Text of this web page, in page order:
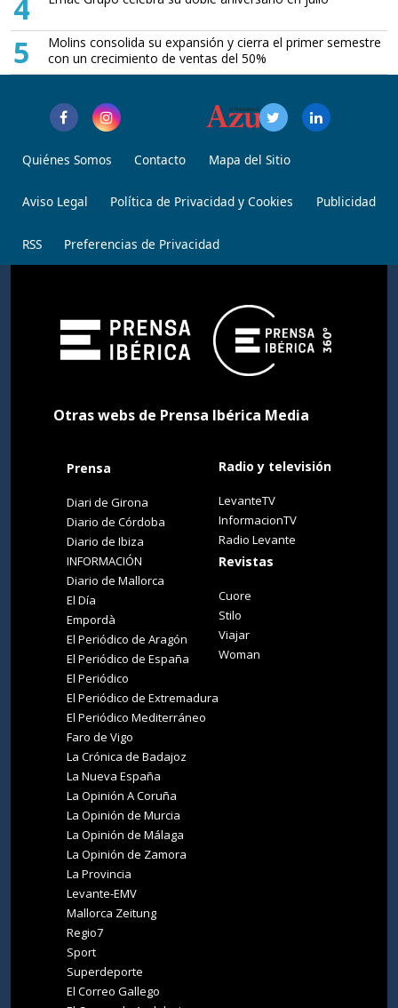
4
5
Molins consolida su expansión y cierra el primer semestre
con un crecimiento de ventas del 50%
Quiénes Somos Contacto Mapa del Sitio
Aviso Legal Política de Privacidad y Cookies Publicidad
RSS Preferencias de Privacidad
Otras webs de Prensa Ibérica Media
Prensa
Diari de Girona
Diario de Córdoba
Diario de Ibiza
INFORMACIÓN
Diario de Mallorca
El Día
Empordà
El Periódico de Aragón
El Periódico de España
El Periódico
El Periódico de Extremadura
El Periódico Mediterráneo
Faro de Vigo
La Crónica de Badajoz
La Nueva España
La Opinión A Coruña
La Opinión de Murcia
La Opinión de Málaga
La Opinión de Zamora
La Provincia
Levante-EMV
Mallorca Zeitung
Regio7
Sport
Superdeporte
El Correo Gallego
Radio y televisión
LevanteTV
InformacionTV
Radio Levante
Revistas
Cuore
Stilo
Viajar
Woman